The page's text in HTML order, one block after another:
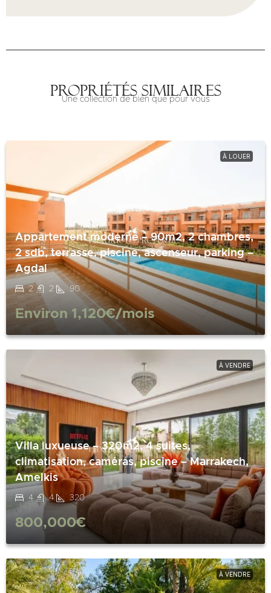
Propriétés similaires
Une collection de bien que pour vous
À LOUER
Appartement moderne – 90m2, 2 chambres,
2 sdb, terrasse, piscine, ascenseur, parking –
Agdal
2 2 90
Environ 1,120€/mois
À VENDRE
Villa luxueuse – 320m2, 4 suites,
climatisation, caméras, piscine – Marrakech,
Amelkis
4 4 320
800,000€
À VENDRE